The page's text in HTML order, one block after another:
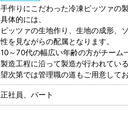
手作りにこだわった冷凍ピッツァの
具体的には、
ピッツァの生地作り、生地の成形、
性を見ながらの配属となります。
10～70代の幅広い年齢の方がチーム
製造工程に沿って製造が行われてい
望次第では管理職の道もご用意してお
正社員、パート